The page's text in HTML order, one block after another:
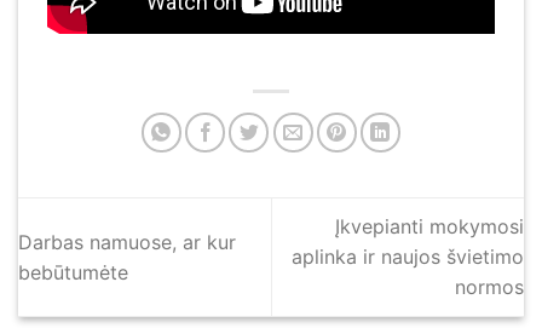
Darbas namuose, ar kur
bebūtumėte
Įkvepianti mokymosi
aplinka ir naujos švietimo
normos